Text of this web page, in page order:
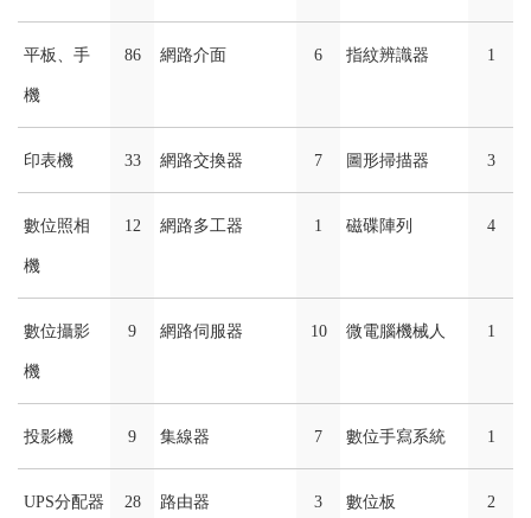
平板、手
機
86 網路介面 6 指紋辨識器 1
印表機 33 網路交換器 7 圖形掃描器 3
數位照相
機
12 網路多工器 1 磁碟陣列 4
數位攝影
機
9 網路伺服器 10 微電腦機械人 1
投影機 9 集線器 7 數位手寫系統 1
UPS分配器 28 路由器 3 數位板 2